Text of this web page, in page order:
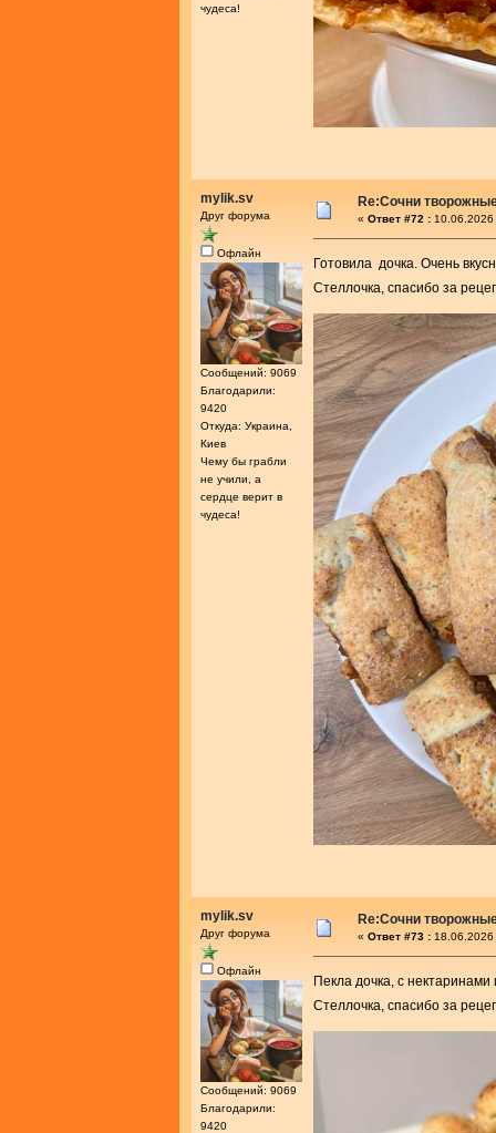
чудеса!
mylik.sv
Друг форума
Офлайн
Сообщений: 9069
Благодарили:
9420
Откуда: Украина,
Киев
Чему бы грабли
не учили, а
сердце верит в
чудеса!
Re:Сочни
« Ответ #72 :
Готовила дочка. Очень
Стеллочка, спасибо за
mylik.sv
Друг форума
Офлайн
Сообщений: 9069
Благодарили:
9420
Re:Сочни
« Ответ #73 :
Пекла дочка, с
Стеллочка, спасибо за